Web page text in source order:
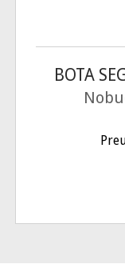
BOTA